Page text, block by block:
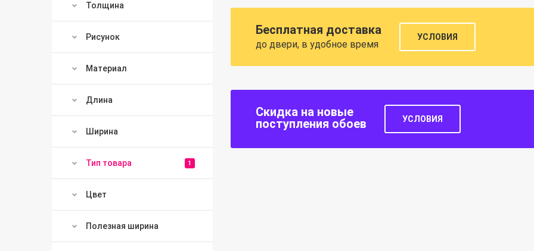
Толщина
Рисунок
Материал
Длина
Ширина
Тип товара 1
Цвет
Полезная ширина
Бесплатная доставка
до двери, в удобное время
УСЛОВИЯ
Скидка на новые
поступления обоев
УСЛОВИЯ